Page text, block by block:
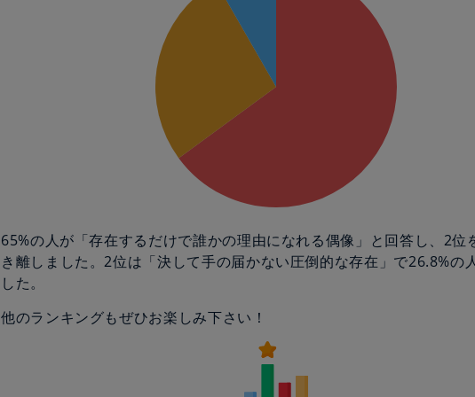
65%の人が「存在するだけで誰かの理由になれる偶像」と回答し、2位
き離しました。2位は「決して手の届かない圧倒的な存在」で26.8%の
した。
他のランキングもぜひお楽しみ下さい！